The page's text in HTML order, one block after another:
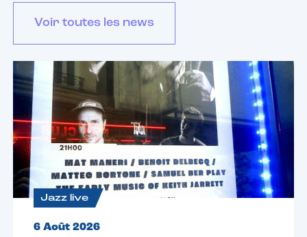
Voir toutes les news
Jazz live
6 Août 2026